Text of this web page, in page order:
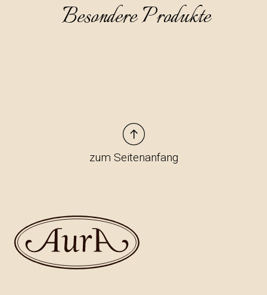
Besondere Produkte
zum Seitenanfang